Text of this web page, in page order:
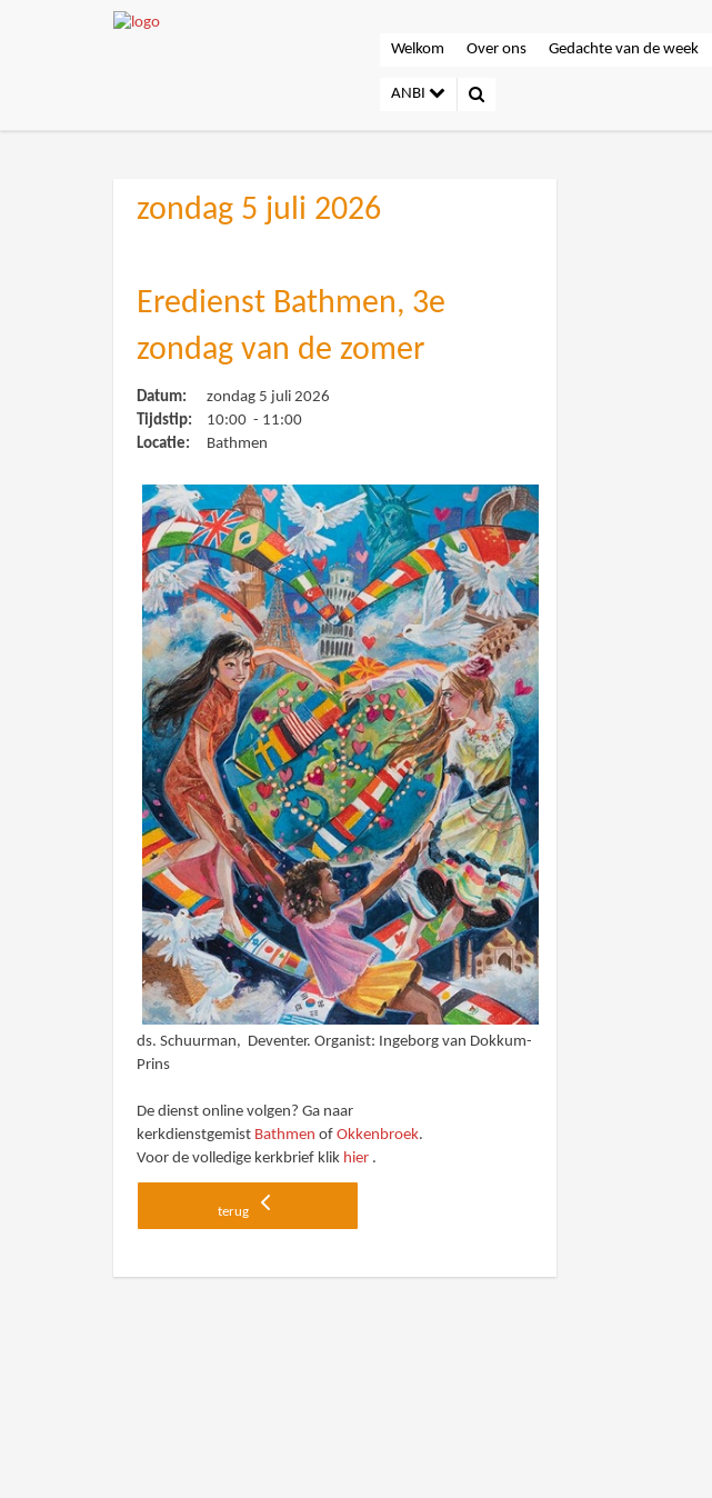
Welkom Over ons Gedachte van de week
ANBI
zondag 5 juli 2026
Eredienst Bathmen, 3e
zondag van de zomer
Datum:
zondag 5 juli 2026
Tijdstip:
10:00 - 11:00
Locatie:
Bathmen
ds. Schuurman, Deventer. Organist: Ingeborg van Dokkum-
Prins
De dienst online volgen? Ga naar
kerkdienstgemist Bathmen ofOkkenbroek.
Voor de volledige kerkbrief klik hier .
terug